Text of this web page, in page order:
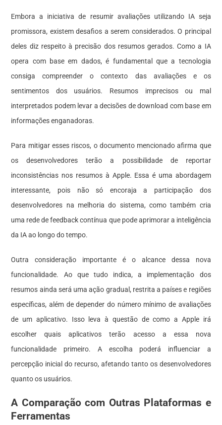
Embora a iniciativa de resumir avaliações utilizando IA seja
promissora, existem desafios a serem considerados. O principal
deles diz respeito à precisão dos resumos gerados. Como a IA
opera com base em dados, é fundamental que a tecnologia
consiga compreender o contexto das avaliações e os
sentimentos dos usuários. Resumos imprecisos ou mal
interpretados podem levar a decisões de download com base em
informações enganadoras.
Para mitigar esses riscos, o documento mencionado afirma que
os desenvolvedores terão a possibilidade de reportar
inconsistências nos resumos à Apple. Essa é uma abordagem
interessante, pois não só encoraja a participação dos
desenvolvedores na melhoria do sistema, como também cria
uma rede de feedback contínua que pode aprimorar a inteligência
da IA ao longo do tempo.
Outra consideração importante é o alcance dessa nova
funcionalidade. Ao que tudo indica, a implementação dos
resumos ainda será uma ação gradual, restrita a países e regiões
específicas, além de depender do número mínimo de avaliações
de um aplicativo. Isso leva à questão de como a Apple irá
escolher quais aplicativos terão acesso a essa nova
funcionalidade primeiro. A escolha poderá influenciar a
percepção inicial do recurso, afetando tanto os desenvolvedores
quanto os usuários.
A Comparação com Outras Plataformas e
Ferramentas